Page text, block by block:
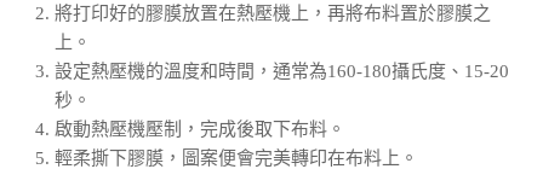
將打印好的膠膜放置在熱壓機上，再將布料置於膠膜之
上。
設定熱壓機的溫度和時間，通常為160-180攝氏度、15-20
秒。
啟動熱壓機壓制，完成後取下布料。
輕柔撕下膠膜，圖案便會完美轉印在布料上。